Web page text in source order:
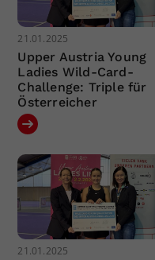
21.01.2025
Upper Austria Young
Ladies Wild-Card-
Challenge: Triple für
Österreicher
21.01.2025